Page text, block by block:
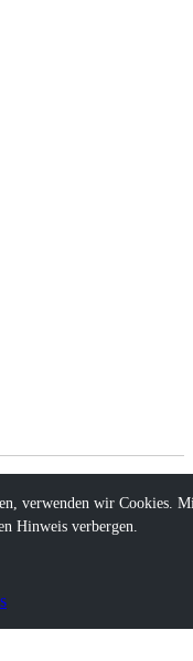
verwenden wir Cookies.
Hinweis verbergen.